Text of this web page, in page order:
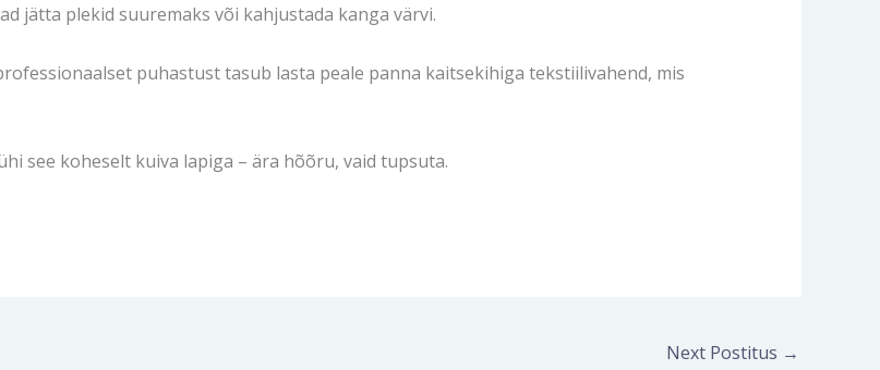
jätta plekid suuremaks või kahjustada kanga värvi.
puhastust tasub lasta peale panna kaitsekihiga tekstiilivahend, mis
see koheselt kuiva lapiga – ära hõõru, vaid tupsuta.
Next Postitus →